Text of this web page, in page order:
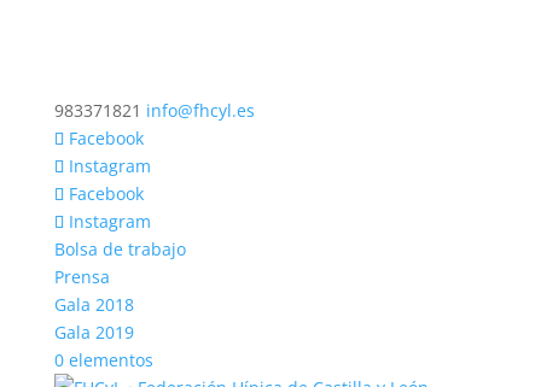
983371821 info@fhcyl.es
Facebook
Instagram
Facebook
Instagram
Bolsa de trabajo
Prensa
Gala 2018
Gala 2019
0 elementos